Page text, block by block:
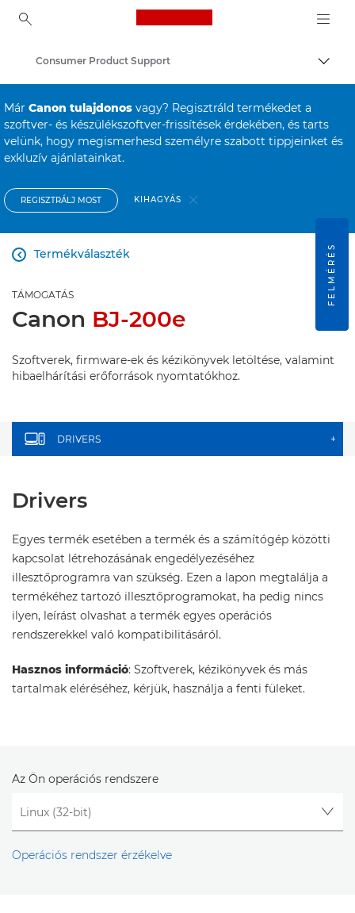
Canon Logo, back to
Consumer Product Support
Már Canon tulajdonos vagy? Regisztráld termékedet a
szoftver- és készülékszoftver-frissítések érdekében, és tarts
velünk, hogy megismerhesd személyre szabott tippjeinket és
exkluzív ajánlatainkat.
REGISZTRÁLJ MOST KIHAGYÁS
Termékválaszték

TÁMOGATÁS
Canon BJ-200e
Szoftverek, firmware-ek és kézikönyvek letöltése, valamint
hibaelhárítási erőforrások nyomtatókhoz.
DRIVERS +
Drivers
Egyes termék esetében a termék és a számítógép közötti
kapcsolat létrehozásának engedélyezéséhez
illesztőprogramra van szükség. Ezen a lapon megtalálja a
termékéhez tartozó illesztőprogramokat, ha pedig nincs
ilyen, leírást olvashat a termék egyes operációs
rendszerekkel való kompatibilitásáról.
Hasznos információ: Szoftverek, kézikönyvek és más
tartalmak eléréséhez, kérjük, használja a fenti füleket.
Az Ön operációs rendszere
Operációs rendszer érzékelve
FELMÉRÉS